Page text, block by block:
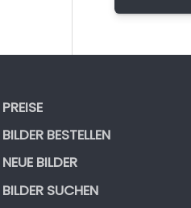
PREISE
BILDER BESTELLEN
NEUE BILDER
BILDER SUCHEN